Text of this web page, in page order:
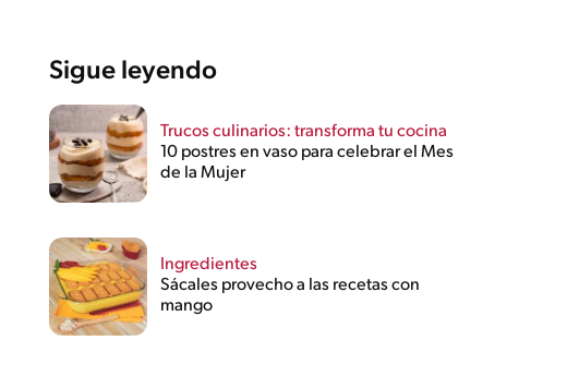
Sigue leyendo
Trucos culinarios: transforma tu cocina
10 postres en vaso para celebrar el Mes
de la Mujer
Ingredientes
Sácales provecho a las recetas con
mango